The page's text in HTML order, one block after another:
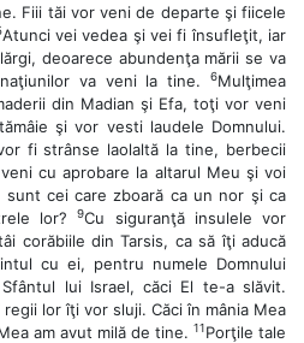
Fiii tăi vor veni de departe şi fiicele
Atunci vei vedea şi vei fi însufleţit, iar
deoarece abundenţa mării se va
va veni la tine.
6Mulţimea
din Madian şi Efa, toţi vor veni
şi vor vesti laudele Domnului.
fi strânse laolaltă la tine, berbecii
cu aprobare la altarul Meu şi voi
sunt cei care zboară ca un nor şi ca
lor?9Cu siguranţă insulele vor
corăbiile din Tarsis, ca să îţi aducă
cu ei, pentru numele Domnului
lui Israel, căci El te-a slăvit.
lor îţi vor sluji. Căci în mânia Mea
am avut milă de tine. 11Porţile tale